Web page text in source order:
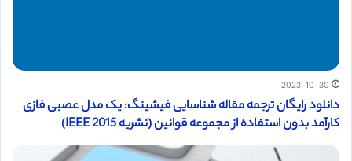
2023-10-30
دانلود رایگان ترجمه مقاله شناسایی فیشینگ: یک مدل عصبی فازی
کارآمد بدون استفاده از مجموعه قوانین (نشریه IEEE 2015)